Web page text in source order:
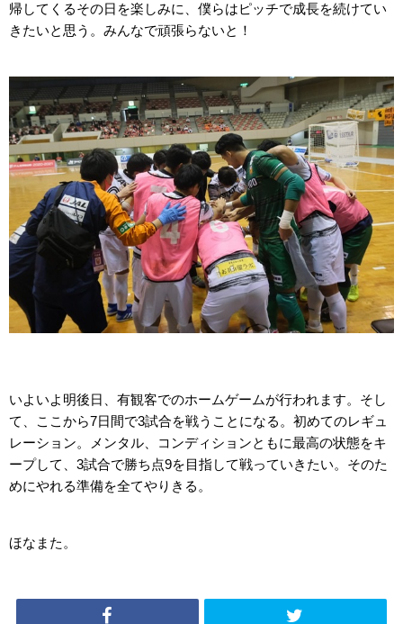
帰してくるその日を楽しみに、僕らはピッチで成長を続けてい
きたいと思う。みんなで頑張らないと！
いよいよ明後日、有観客でのホームゲームが行われます。そし
て、ここから7日間で3試合を戦うことになる。初めてのレギュ
レーション。メンタル、コンディションともに最高の状態をキ
ープして、3試合で勝ち点9を目指して戦っていきたい。そのた
めにやれる準備を全てやりきる。
ほなまた。